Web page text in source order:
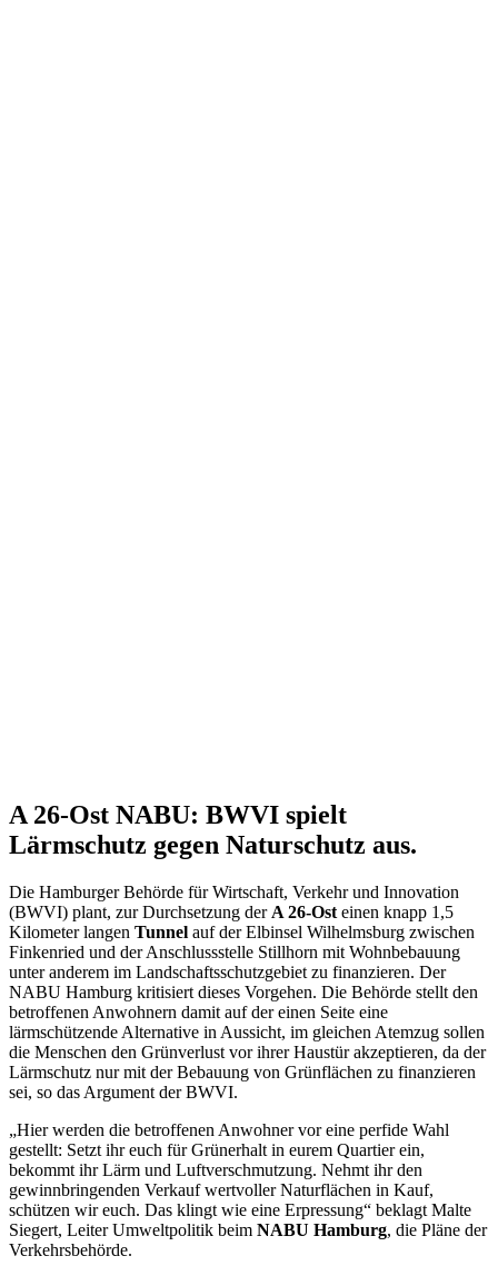
A 26-Ost NABU: BWVI spielt
Lärmschutz gegen Naturschutz aus.
Die Hamburger Behörde für Wirtschaft, Verkehr und Innovation
(BWVI) plant, zur Durchsetzung der A 26-Ost einen knapp 1,5
Kilometer langen Tunnel auf der Elbinsel Wilhelmsburg zwischen
Finkenried und der Anschlussstelle Stillhorn mit Wohnbebauung
unter anderem im Landschaftsschutzgebiet zu finanzieren. Der
NABU Hamburg kritisiert dieses Vorgehen. Die Behörde stellt den
betroffenen Anwohnern damit auf der einen Seite eine
lärmschützende Alternative in Aussicht, im gleichen Atemzug sollen
die Menschen den Grünverlust vor ihrer Haustür akzeptieren, da der
Lärmschutz nur mit der Bebauung von Grünflächen zu finanzieren
sei, so das Argument der BWVI.
„Hier werden die betroffenen Anwohner vor eine perfide Wahl
gestellt: Setzt ihr euch für Grünerhalt in eurem Quartier ein,
bekommt ihr Lärm und Luftverschmutzung. Nehmt ihr den
gewinnbringenden Verkauf wertvoller Naturflächen in Kauf,
schützen wir euch. Das klingt wie eine Erpressung“ beklagt Malte
Siegert, Leiter Umweltpolitik beim NABU Hamburg, die Pläne der
Verkehrsbehörde.